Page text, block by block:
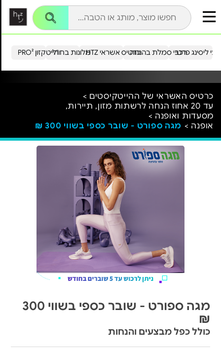
הייטקזון PRO²מלונות בחו"ל כרטיס אשראי HTZ ליסינג פרטירכבי סמלת בהנחה
כרטיס האשראי של ההייטקיסטים >
עד 20 אחוז הנחה לרשתות מזון, תיירות,
מסעדות ואופנה >
אופנה > מגה ספורט - שובר כספי בשווי 300 ₪
מגה ספורט - שובר כספי בשווי 300
₪
כולל כפל מבצעים והנחות